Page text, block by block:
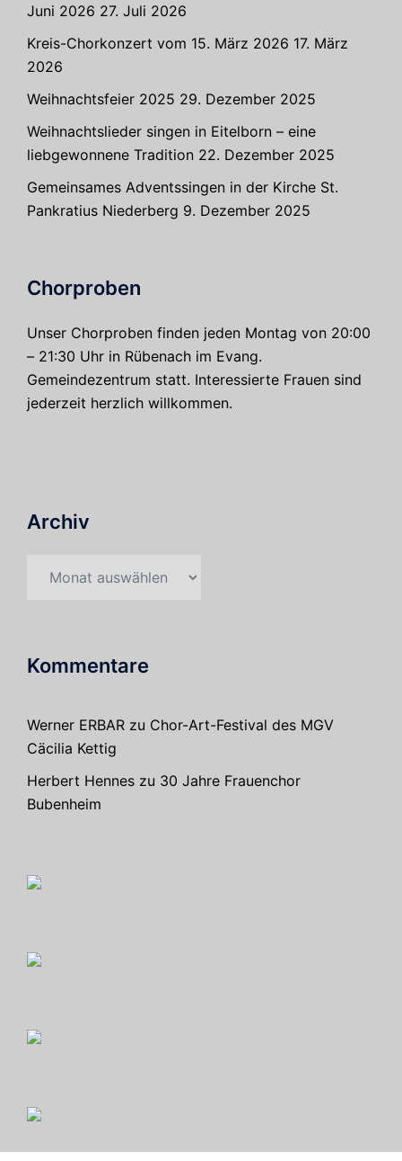
Juni 2026 27. Juli 2026
Kreis-Chorkonzert vom 15. März 2026 17. März
2026
Weihnachtsfeier 2025 29. Dezember 2025
Weihnachtslieder singen in Eitelborn – eine
liebgewonnene Tradition 22. Dezember 2025
Gemeinsames Adventssingen in der Kirche St.
Pankratius Niederberg 9. Dezember 2025
Chorproben
Unser Chorproben finden jeden Montag von 20:00
– 21:30 Uhr in Rübenach im Evang.
Gemeindezentrum statt. Interessierte Frauen sind
jederzeit herzlich willkommen.
Archiv
Kommentare
Werner ERBAR zu Chor-Art-Festival des MGV
Cäcilia Kettig
Herbert Hennes zu 30 Jahre Frauenchor
Bubenheim